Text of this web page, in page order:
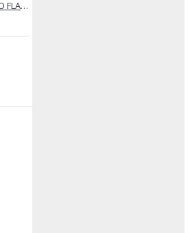
ΓΥΝΑΙΚΕΙΟ ΔΕΡΜΑΤΙΝΟ FLAT ΣΑΝΔΑΛΙ ΑΣΗΜΙ ΑΓΑΠΗ